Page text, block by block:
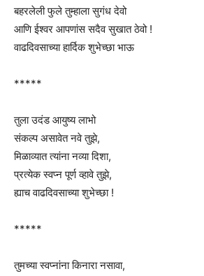
बहरलेली फुले तुम्हाला सुगंध देवो
आणि ईश्वर आपणांस सदैव सुखात ठेवो !
वाढदिवसाच्या हार्दिक शुभेच्छा भाऊ
*****
तुला उदंड आयुष्य लाभो
संकल्प असावेत नवे तुझे,
मिळाव्यात त्यांना नव्या दिशा,
प्रत्येक स्वप्न पूर्ण व्हावे तुझे,
ह्याच वाढदिवसाच्या शुभेच्छा !
*****
तुमच्या स्वप्नांना किनारा नसावा,